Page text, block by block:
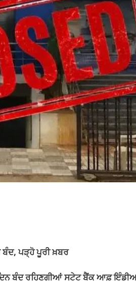
ਬੰਦ, ਪੜ੍ਹੋ ਪੂਰੀ ਖ਼ਬਰ
ਬੰਦ ਰਹਿਣਗੀਆਂ ਸਟੇਟ ਬੈਂਕ ਆਫ਼ ਇੰਡੀਆ